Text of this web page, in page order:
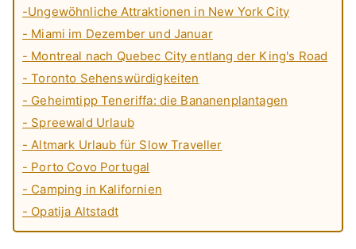
-Ungewöhnliche Attraktionen in New York City
- Miami im Dezember und Januar
- Montreal nach Quebec City entlang der King's Road
- Toronto Sehenswürdigkeiten
- Geheimtipp Teneriffa: die Bananenplantagen
- Spreewald Urlaub
- Altmark Urlaub für Slow Traveller
- Porto Covo Portugal
- Camping in Kalifornien
- Opatija Altstadt